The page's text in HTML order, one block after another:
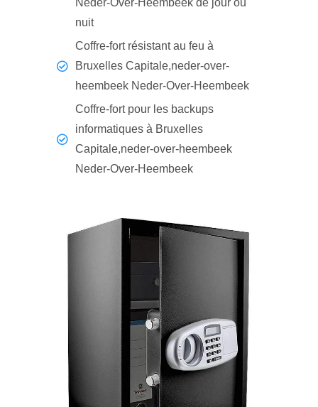
Neder-Over-Heembeek de jour ou
nuit
Coffre-fort résistant au feu à
Bruxelles Capitale,neder-over-
heembeek Neder-Over-Heembeek
Coffre-fort pour les backups
informatiques à Bruxelles
Capitale,neder-over-heembeek
Neder-Over-Heembeek